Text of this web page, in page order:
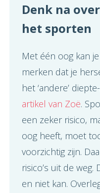
Denk na
het sporten
Met één oog kan
merken dat je
het ‘andere’
artikel van Zoë.
een zeker risico,
oog heeft, moet
voorzichtig zijn.
risico’s uit de
en niet kan.